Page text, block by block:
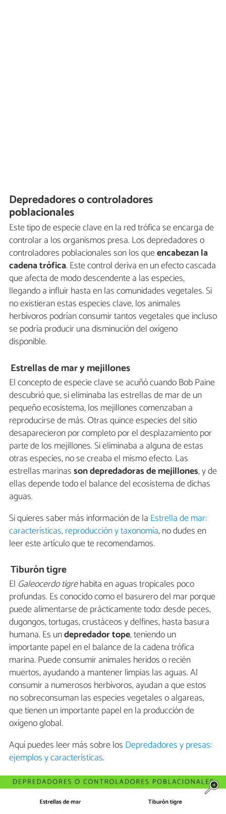
Depredadores o controladores
poblacionales
Este tipo de especie clave en la red trófica se encarga de
controlar a los organismos presa. Los depredadores o
controladores poblacionales son los queencabezan la
cadena trófica. Este control deriva en un efecto cascada
que afecta de modo descendente a las especies,
llegando a influir hasta en las comunidades vegetales. Si
no existieran estas especies clave, los animales
herbívoros podrían consumir tantos vegetales que incluso
se podría producir una disminución del oxígeno
disponible.
Estrellas de mar y mejillones
El concepto de especie clave se acuñó cuando Bob Paine
descubrió que, si eliminaba las estrellas de mar de un
pequeño ecosistema, los mejillones comenzaban a
reproducirse de más. Otras quince especies del sitio
desaparecieron por completo por el desplazamiento por
parte de los mejillones. Si eliminaba a alguna de estas
otras especies, no se creaba el mismo efecto. Las
estrellas marinasson depredadoras de mejillones, y de
ellas depende todo el balance del ecosistema de dichas
aguas.
Si quieres saber más información de la Estrella de mar:
características, reproducción y taxonomía, no dudes en
leer este artículo que te recomendamos.
Tiburón tigre
El Galeocerdotigrehabita en aguas tropicales poco
profundas. Es conocido como el basurero del mar porque
puede alimentarse de prácticamente todo: desde peces,
dugongos, tortugas, crustáceos y delfines, hasta basura
humana. Es undepredador tope, teniendo un
importante papel en el balance de la cadena trófica
marina. Puede consumir animales heridos o recién
muertos, ayudando a mantener limpias las aguas. Al
consumir a numerosos herbívoros, ayudan a que estos
no sobreconsuman las especies vegetales o algareas,
que tienen un importante papel en la producción de
oxígeno global.
Aquí puedes leer más sobre los Depredadores y presas:
ejemplos y características.